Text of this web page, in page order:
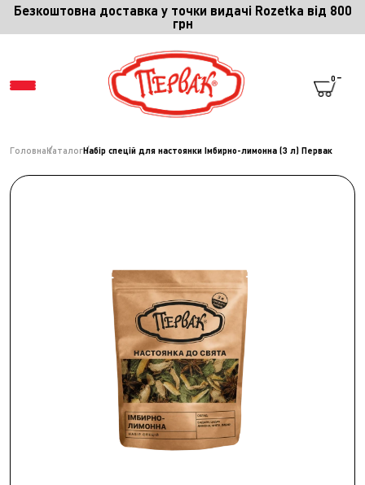
Безкоштовна доставка у точки видачі Rozetka від 800
грн
МЕНЮ
0
ГоловнаКаталогНабір спецій для настоянки Імбирно-лимонна (3 л) Первак